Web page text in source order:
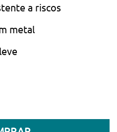
atual
é:
a riscos
metal